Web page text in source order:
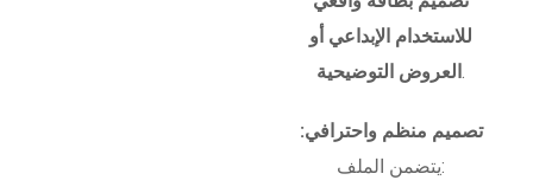
للاستخدام الإبداعي أو
العروض التوضيحية .
تصميم منظم واحترافي:
يتضمن الملف: